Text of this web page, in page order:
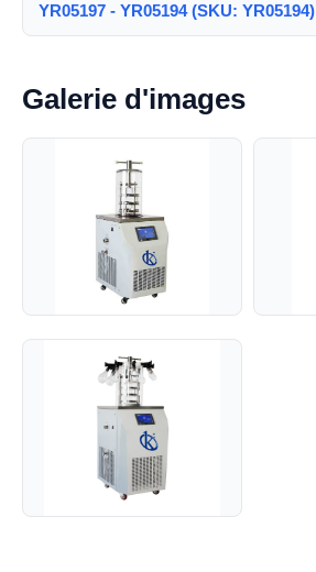
YR05197 - YR05194 (SKU: YR05194)
Galerie d'images